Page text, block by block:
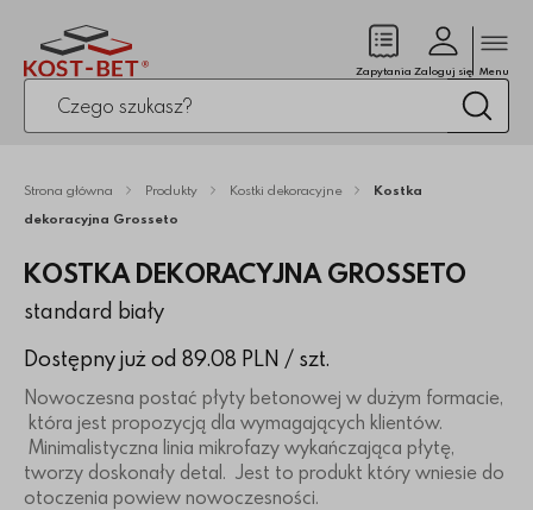
Po kliknięciu przycisku fraza zostanie wyszukana
Zapytania
(pusty)Zaloguj się Menu
Strona główna Produkty Kostki dekoracyjne
Kostka
dekoracyjna Grosseto
KOSTKA DEKORACYJNA GROSSETO
standard biały
Dostępny już od 89.08 PLN / szt.
Nowoczesna postać płyty betonowej w dużym formacie,
która jest propozycją dla wymagających klientów.
Minimalistyczna linia mikrofazy wykańczająca płytę,
tworzy doskonały detal. Jest to produkt który wniesie do
otoczenia powiew nowoczesności.